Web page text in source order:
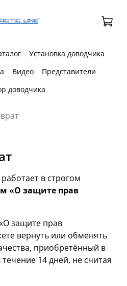
Установка доводчика
Видео
Представители
доводчика
в строгом
«О защите прав
защите прав
вернуть или обменять
приобретённый в
14 дней, не считая